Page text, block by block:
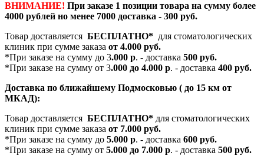
ВНИМАНИЕ! При заказе 1 позиции товара на сумму более
4000 рублей но менее 7000 доставка - 300 руб.
Товар доставляется БЕСПЛАТНО* для стоматологических
клиник при сумме заказа от 4.000 руб.
*При заказе на сумму до 3.000 р. - доставка 500 руб.
*При заказе на сумму от 3.000 до 4.000 р. - доставка 400 руб.
Доставка по ближайшему Подмосковью ( до 15 км от
МКАД):
Товар доставляется БЕСПЛАТНО* для стоматологических
клиник при сумме заказа от 7.000 руб.
*При заказе на сумму до 5.000 р. - доставка 600 руб.
*При заказе на сумму от 5.000 до 7.000 р. - доставка 500 руб.